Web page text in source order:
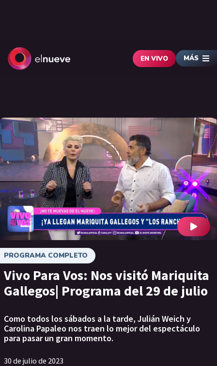
EN VIVO MÁS
PROGRAMA COMPLETO
Vivo Para Vos: Nos visitó Mariquita
Gallegos| Programa del 29 de julio
Como todos los sábados a la tarde, Julián Weich y
Carolina Papaleo nos traen lo mejor del espectáculo
para pasar un gran momento.
30 de julio de 2023